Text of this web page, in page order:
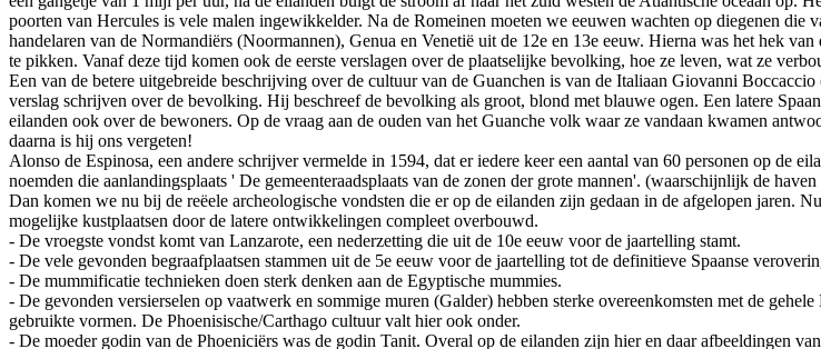
poorten van Hercules is vele malen ingewikkelder. Na de Romeinen moeten we eeuwen wachten op diegenen die
handelaren van de Normandiërs (Noormannen), Genua en Venetië uit de 12e en 13e eeuw. Hierna was het hek
te pikken. Vanaf deze tijd komen ook de eerste verslagen over de plaatselijke bevolking, hoe ze leven, wat ze
Een van de betere uitgebreide beschrijving over de cultuur van de Guanchen is van de Italiaan Giovanni
verslag schrijven over de bevolking. Hij beschreef de bevolking als groot, blond met blauwe ogen. Een latere
eilanden ook over de bewoners. Op de vraag aan de ouden van het Guanche volk waar ze vandaan kwamen
daarna is hij ons vergeten!
Alonso de Espinosa, een andere schrijver vermelde in 1594, dat er iedere keer een aantal van 60 personen op de
noemden die aanlandingsplaats ' De gemeenteraadsplaats van de zonen der grote mannen'. (waarschijnlijk de haven
Dan komen we nu bij de reëele archeologische vondsten die er op de eilanden zijn gedaan in de afgelopen jaren.
mogelijke kustplaatsen door de latere ontwikkelingen compleet overbouwd.
- De vroegste vondst komt van Lanzarote, een nederzetting die uit de 10e eeuw voor de jaartelling stamt.
- De vele gevonden begraafplaatsen stammen uit de 5e eeuw voor de jaartelling tot de definitieve Spaanse
- De mummificatie technieken doen sterk denken aan de Egyptische mummies.
- De gevonden versierselen op vaatwerk en sommige muren (Galder) hebben sterke overeenkomsten met de
gebruikte vormen. De Phoenisische/Carthago cultuur valt hier ook onder.
- De moeder godin van de Phoeniciërs was de godin Tanit. Overal op de eilanden zijn hier en daar afbeeldingen